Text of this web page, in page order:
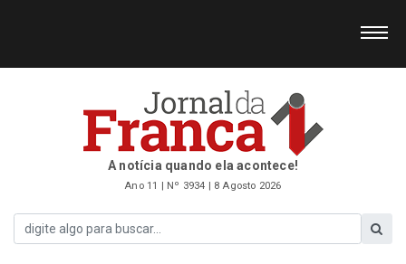
A notícia quando ela acontece!
Ano 11 | Nº 3934 | 8 Agosto 2026